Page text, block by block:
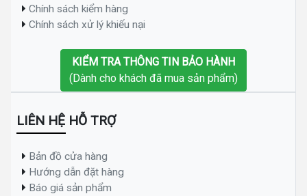
Chính sách kiểm hàng
Chính sách xử lý khiếu nại
KIỂM TRA THÔNG TIN BẢO HÀNH
(Dành cho khách đã mua sản phẩm)
LIÊN HỆ HỖ TRỢ
Bản đồ cửa hàng
Hướng dẫn đặt hàng
Báo giá sản phẩm